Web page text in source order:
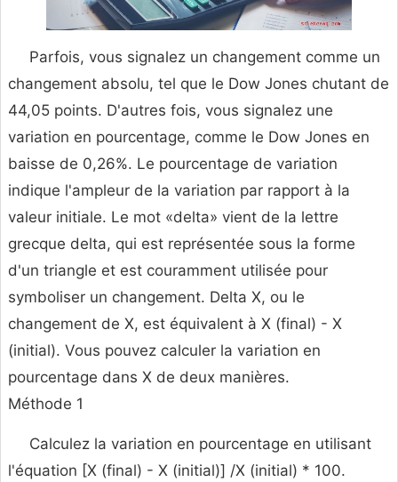
Parfois, vous signalez un changement comme un
changement absolu, tel que le Dow Jones chutant de
44,05 points. D'autres fois, vous signalez une
variation en pourcentage, comme le Dow Jones en
baisse de 0,26%. Le pourcentage de variation
indique l'ampleur de la variation par rapport à la
valeur initiale. Le mot «delta» vient de la lettre
grecque delta, qui est représentée sous la forme
d'un triangle et est couramment utilisée pour
symboliser un changement. Delta X, ou le
changement de X, est équivalent à X (final) - X
(initial). Vous pouvez calculer la variation en
pourcentage dans X de deux manières.
Méthode 1
Calculez la variation en pourcentage en utilisant
l'équation [X (final) - X (initial)] /X (initial) * 100.